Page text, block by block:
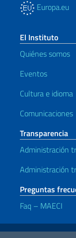
Europa.eu
El Instituto
Quiénes somos
Eventos
Cultura e idioma
Comunicaciones
Transparencia
Administración
Administración
Preguntas
Faq – MAECI
Enlaces